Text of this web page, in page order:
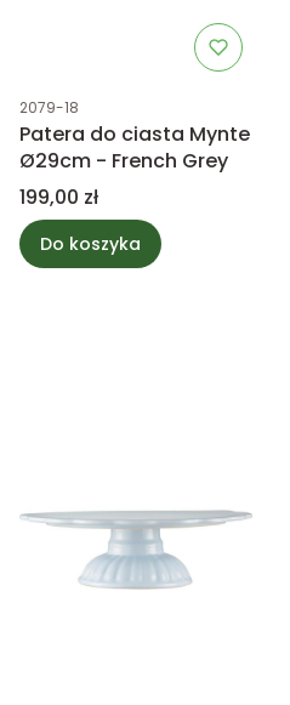
Kod produktu
2079-18
Patera do ciasta Mynte
Ø29cm - French Grey
Cena
199,00 zł
Do koszyka